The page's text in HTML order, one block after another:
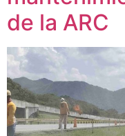
de la ARC